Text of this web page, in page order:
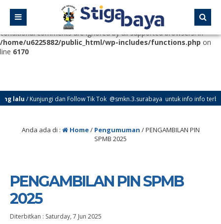
Deprecated
: Function WP_Dependencies->add_data() was called
with an argument that is
deprecated
since version 6.9.0! IE
conditional comments are ignored by all supported browsers. in
/home/u6225882/public_html/wp-includes/functions.php on
line 6170
/ Kunjungi dan Follow Tik Tok @smkn.3.surabaya untuk info info terbaru
Anda ada di : Home/ Pengumuman /PENGAMBILAN PIN
SPMB 2025
PENGAMBILAN PIN SPMB
2025
Diterbitkan : Saturday, 7 Jun 2025